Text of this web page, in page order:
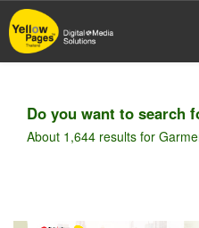
Skip
to
main
Do you want to search
About 1,644 results for